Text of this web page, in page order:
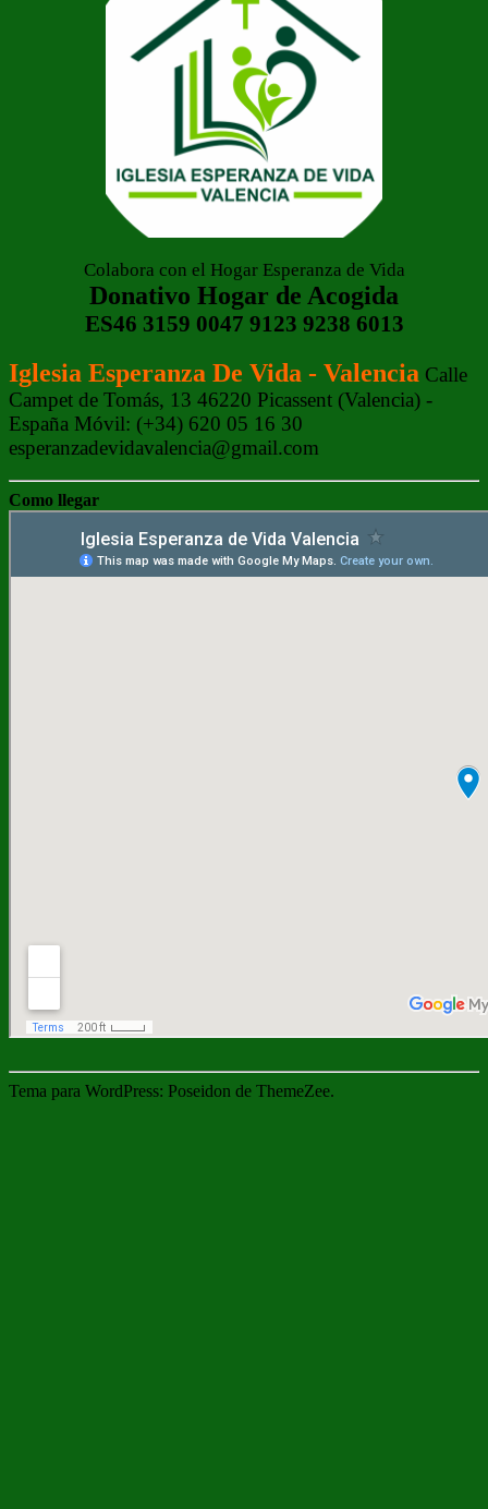
Colabora con el Hogar Esperanza de Vida
Donativo Hogar de Acogida
ES46 3159 0047 9123 9238 6013
Iglesia Esperanza De Vida - Valencia Calle
Campet de Tomás, 13 46220 Picassent (Valencia) -
España Móvil: (+34) 620 05 16 30
esperanzadevidavalencia@gmail.com
Como llegar
Tema para WordPress: Poseidon de ThemeZee.